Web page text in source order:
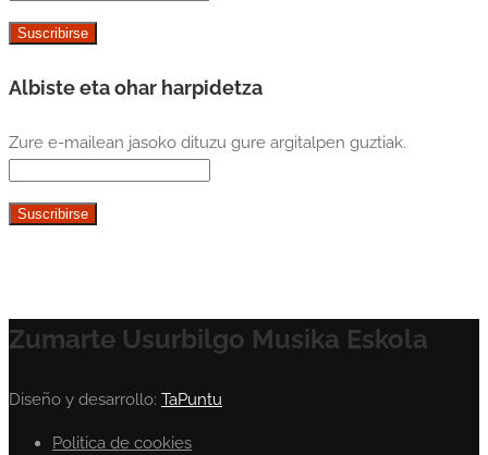
Albiste eta ohar harpidetza
Zure e-mailean jasoko dituzu gure argitalpen guztiak.
Zumarte Usurbilgo Musika Eskola
Diseño y desarrollo: TaPuntu
Politica de cookies